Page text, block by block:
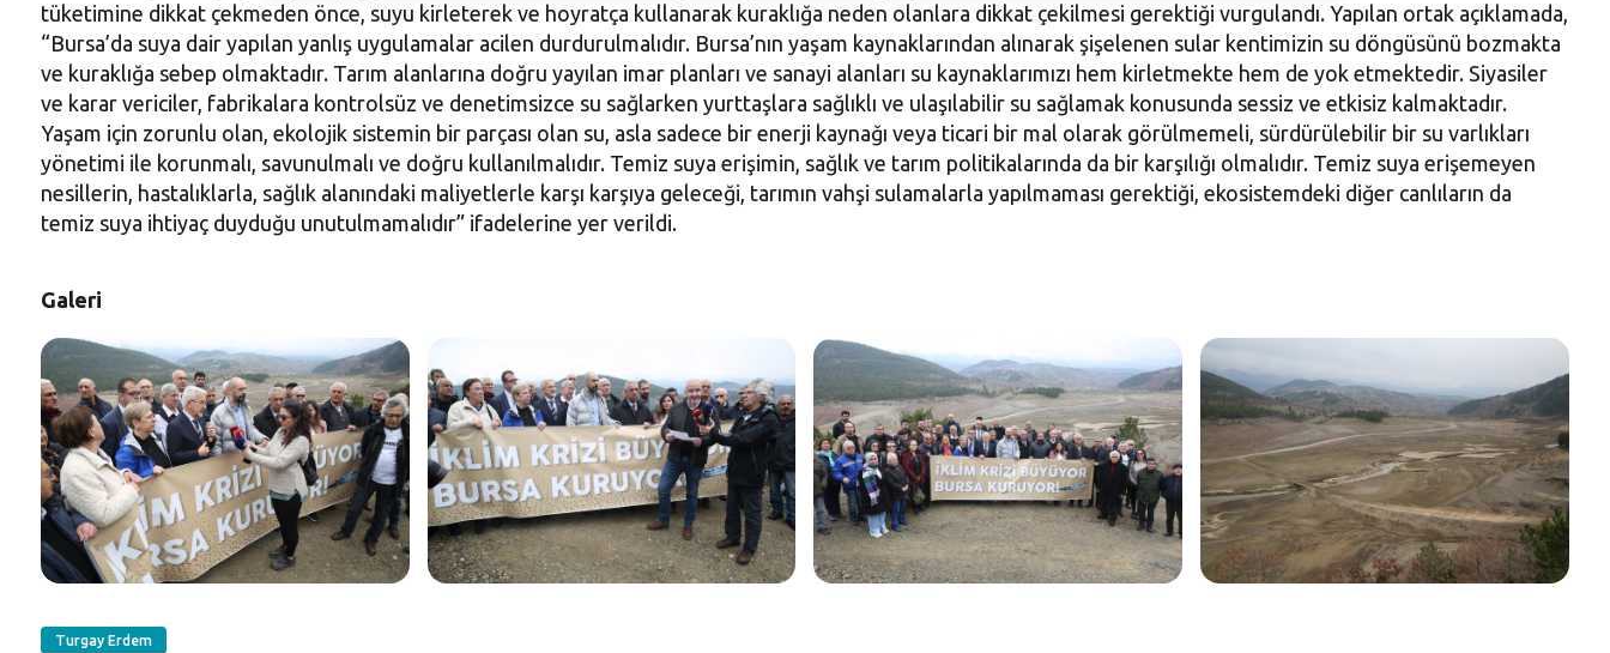
tüketimine dikkat çekmeden önce, suyu kirleterek ve hoyratça kullanarak kuraklığa neden olanlara dikkat çekilmesi gerektiği vurgulandı. Yapılan ortak açıklamada,
“Bursa’da suya dair yapılan yanlış uygulamalar acilen durdurulmalıdır. Bursa’nın yaşam kaynaklarından alınarak şişelenen sular kentimizin su döngüsünü bozmakta
ve kuraklığa sebep olmaktadır. Tarım alanlarına doğru yayılan imar planları ve sanayi alanları su kaynaklarımızı hem kirletmekte hem de yok etmektedir. Siyasiler
ve karar vericiler, fabrikalara kontrolsüz ve denetimsizce su sağlarken yurttaşlara sağlıklı ve ulaşılabilir su sağlamak konusunda sessiz ve etkisiz kalmaktadır.
Yaşam için zorunlu olan, ekolojik sistemin bir parçası olan su, asla sadece bir enerji kaynağı veya ticari bir mal olarak görülmemeli, sürdürülebilir bir su varlıkları
yönetimi ile korunmalı, savunulmalı ve doğru kullanılmalıdır. Temiz suya erişimin, sağlık ve tarım politikalarında da bir karşılığı olmalıdır. Temiz suya erişemeyen
nesillerin, hastalıklarla, sağlık alanındaki maliyetlerle karşı karşıya geleceği, tarımın vahşi sulamalarla yapılmaması gerektiği, ekosistemdeki diğer canlıların da
temiz suya ihtiyaç duyduğu unutulmamalıdır” ifadelerine yer verildi.
Galeri
Turgay Erdem